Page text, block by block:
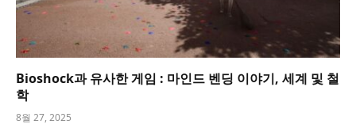
Bioshock과 유사한 게임 : 마인드 벤딩 이야기, 세계 및 철
학
8월 27, 2025